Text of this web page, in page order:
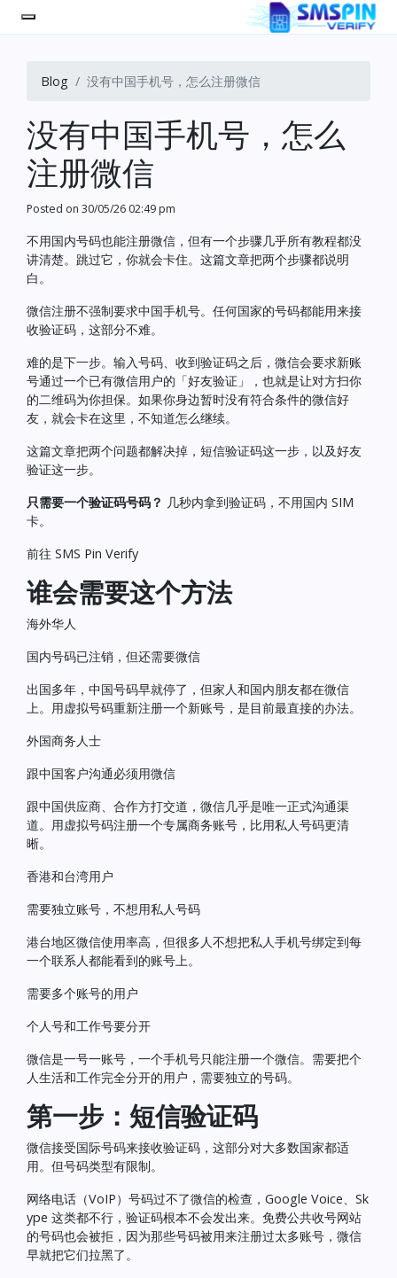
Blog 没有中国手机号，怎么注册微信
没有中国手机号，怎么
注册微信
Posted on 30/05/26 02:49 pm
不用国内号码也能注册微信，但有一个步骤几乎所有教程都没
讲清楚。跳过它，你就会卡住。这篇文章把两个步骤都说明
白。
微信注册不强制要求中国手机号。任何国家的号码都能用来接
收验证码，这部分不难。
难的是下一步。输入号码、收到验证码之后，微信会要求新账
号通过一个已有微信用户的「好友验证」，也就是让对方扫你
的二维码为你担保。如果你身边暂时没有符合条件的微信好
友，就会卡在这里，不知道怎么继续。
这篇文章把两个问题都解决掉，短信验证码这一步，以及好友
验证这一步。
只需要一个验证码号码？ 几秒内拿到验证码，不用国内 SIM
卡。
前往 SMS Pin Verify
谁会需要这个方法
海外华人
国内号码已注销，但还需要微信
出国多年，中国号码早就停了，但家人和国内朋友都在微信
上。用虚拟号码重新注册一个新账号，是目前最直接的办法。
外国商务人士
跟中国客户沟通必须用微信
跟中国供应商、合作方打交道，微信几乎是唯一正式沟通渠
道。用虚拟号码注册一个专属商务账号，比用私人号码更清
晰。
香港和台湾用户
需要独立账号，不想用私人号码
港台地区微信使用率高，但很多人不想把私人手机号绑定到每
一个联系人都能看到的账号上。
需要多个账号的用户
个人号和工作号要分开
微信是一号一账号，一个手机号只能注册一个微信。需要把个
人生活和工作完全分开的用户，需要独立的号码。
第一步：短信验证码
微信接受国际号码来接收验证码，这部分对大多数国家都适
用。但号码类型有限制。
网络电话（VoIP）号码过不了微信的检查，Google Voice、Sk
ype 这类都不行，验证码根本不会发出来。免费公共收号网站
的号码也会被拒，因为那些号码被用来注册过太多账号，微信
早就把它们拉黑了。